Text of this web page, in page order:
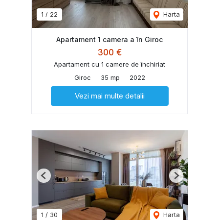
1 / 22 Harta
Apartament 1 camera a în Giroc
300 €
Apartament cu 1 camere de închiriat
Giroc
35 mp 2022
Vezi mai multe detalii
1 / 30 Harta
Previous Next